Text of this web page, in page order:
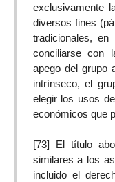
exclusivamente
diversos fines
tradicionales,
conciliarse con
apego del grupo
intrínseco, el
elegir los usos
económicos que
[73] El título
similares a los
incluido el